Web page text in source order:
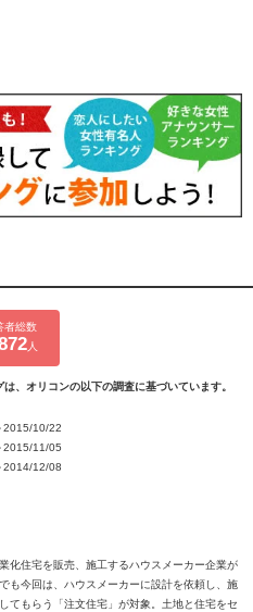
者総数
人
、オリコンの以下の調査に基づいています。
2015/10/22
2015/11/05
2014/12/08
化住宅を販売、施工するハウスメーカー企業が
も今回は、ハウスメーカーに設計を依頼し、施
てもらう「注文住宅」が対象。土地と住宅をセ